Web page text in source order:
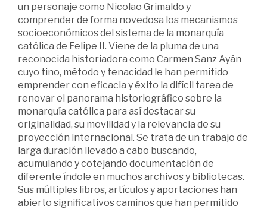
un personaje como Nicolao Grimaldo y
comprender de forma novedosa los mecanismos
socioeconómicos del sistema de la monarquía
católica de Felipe II. Viene de la pluma de una
reconocida historiadora como Carmen Sanz Ayán
cuyo tino, método y tenacidad le han permitido
emprender con eficacia y éxito la difícil tarea de
renovar el panorama historiográfico sobre la
monarquía católica para así destacar su
originalidad, su movilidad y la relevancia de su
proyección internacional. Se trata de un trabajo de
larga duración llevado a cabo buscando,
acumulando y cotejando documentación de
diferente índole en muchos archivos y bibliotecas.
Sus múltiples libros, artículos y aportaciones han
abierto significativos caminos que han permitido